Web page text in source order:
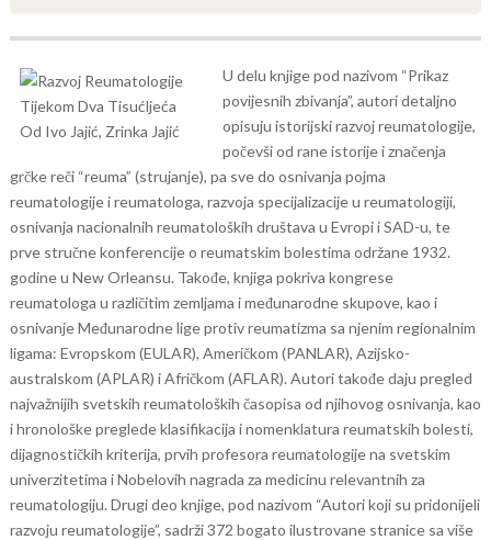
U delu knjige pod nazivom “Prikaz
povijesnih zbivanja”, autori detaljno
opisuju istorijski razvoj reumatologije,
počevši od rane istorije i značenja
grčke reči “reuma” (strujanje), pa sve do osnivanja pojma
reumatologije i reumatologa, razvoja specijalizacije u reumatologiji,
osnivanja nacionalnih reumatoloških društava u Evropi i SAD-u, te
prve stručne konferencije o reumatskim bolestima održane 1932.
godine u New Orleansu. Takođe, knjiga pokriva kongrese
reumatologa u različitim zemljama i međunarodne skupove, kao i
osnivanje Međunarodne lige protiv reumatizma sa njenim regionalnim
ligama: Evropskom (EULAR), Američkom (PANLAR), Azijsko-
australskom (APLAR) i Afričkom (AFLAR). Autori takođe daju pregled
najvažnijih svetskih reumatoloških časopisa od njihovog osnivanja, kao
i hronološke preglede klasifikacija i nomenklatura reumatskih bolesti,
dijagnostičkih kriterija, prvih profesora reumatologije na svetskim
univerzitetima i Nobelovih nagrada za medicinu relevantnih za
reumatologiju. Drugi deo knjige, pod nazivom “Autori koji su pridonijeli
razvoju reumatologije”, sadrži 372 bogato ilustrovane stranice sa više